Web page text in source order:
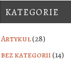
KATEGORIE
Artykuł(28)
bez kategorii(14)